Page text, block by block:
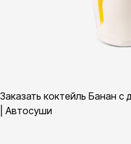
Заказать коктейль Банан
| Автосуши